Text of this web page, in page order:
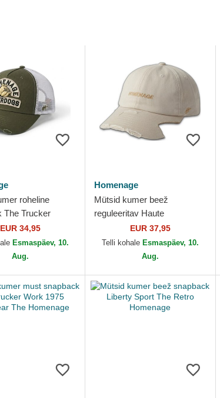
roheline
The Trucker
The Homenage
EUR 34,95
Esmaspäev, 10.
Aug.
Homenage
Mütsid kumer beež
reguleeritav Haute
Merchandising The 90s
Homenage
EUR 37,95
Telli kohale Esmaspäev, 10.
Aug.